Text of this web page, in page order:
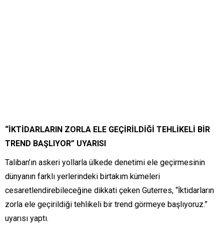
“İKTİDARLARIN ZORLA ELE GEÇİRİLDİĞİ TEHLİKELİ BİR
TREND BAŞLIYOR” UYARISI
Taliban’ın askeri yollarla ülkede denetimi ele geçirmesinin
dünyanın farklı yerlerindeki birtakım kümeleri
cesaretlendirebileceğine dikkati çeken Guterres, “İktidarların
zorla ele geçirildiği tehlikeli bir trend görmeye başlıyoruz.”
uyarısı yaptı.